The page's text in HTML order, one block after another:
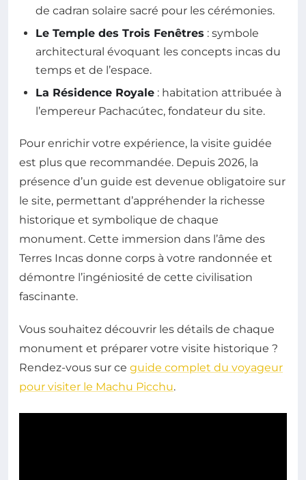
de cadran solaire sacré pour les cérémonies.
Le Temple des Trois Fenêtres : symbole
architectural évoquant les concepts incas du
temps et de l’espace.
La Résidence Royale : habitation attribuée à
l’empereur Pachacútec, fondateur du site.
Pour enrichir votre expérience, la visite guidée
est plus que recommandée. Depuis 2026, la
présence d’un guide est devenue obligatoire sur
le site, permettant d’appréhender la richesse
historique et symbolique de chaque
monument. Cette immersion dans l’âme des
Terres Incas donne corps à votre randonnée et
démontre l’ingéniosité de cette civilisation
fascinante.
Vous souhaitez découvrir les détails de chaque
monument et préparer votre visite historique ?
Rendez-vous sur ce guide complet du voyageur
pour visiter le Machu Picchu.